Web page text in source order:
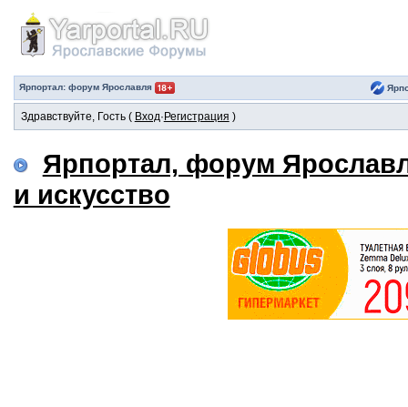
Ярпортал: форум Ярославля
Здравствуйте, Гость ( Вход· Регистрация )
Ярпортал, форум
и искусство